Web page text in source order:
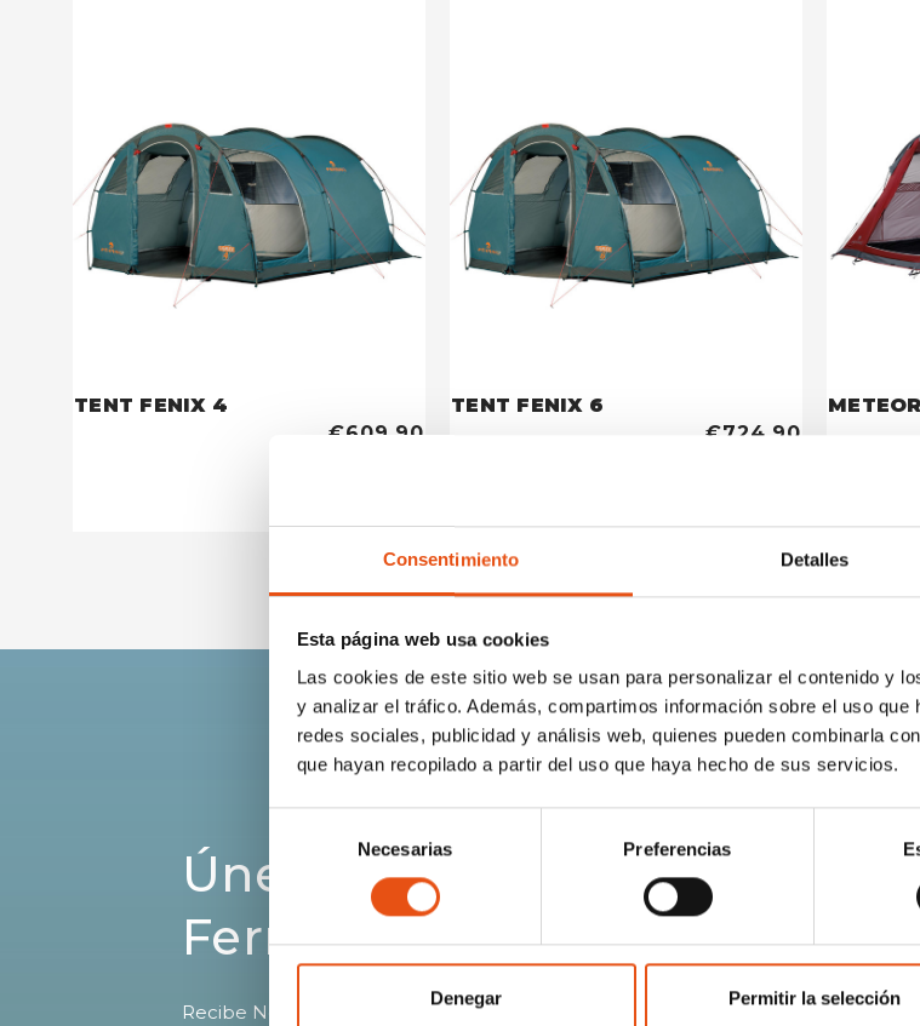
Consentimiento Detalles
Esta página web usa cookies
Las cookies de este sitio web se usan para personalizar el contenido y
y analizar el tráfico. Además, compartimos información sobre el uso
redes sociales, publicidad y análisis web, quienes pueden combinarla
que hayan recopilado a partir del uso que haya hecho de sus servicios.
consentimiento
Necesarias Preferencias
Denegar Permitir la selección
TENT FENIX 4
€609,90
TENT FENIX 6
€724,90
Únete a la comunidad
Ferrino.
Recibe Novedades, Avances, Ofertas exclusivas,